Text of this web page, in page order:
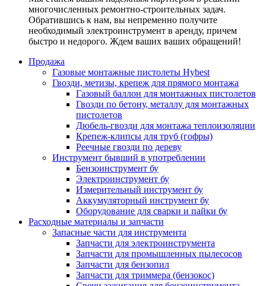
многочисленных ремонтно-строительных задач.
Обратившись к нам, вы непременно получите
необходимый электроинструмент в аренду, причем
быстро и недорого. Ждем ваших ваших обращений!
Продажа
Газовые монтажные пистолеты Hybest
Гвозди, метизы, крепеж для прямого монтажа
Газовый баллон для монтажных пистолетов
Гвозди по бетону, металлу для монтажных
пистолетов
Дюбель-гвозди для монтажа теплоизоляции
Крепеж-клипсы для труб (гофры)
Реечные гвозди по дереву
Инструмент бывший в употреблении
Бензоинструмент бу
Электроинструмент бу
Измерительный инструмент бу
Аккумуляторный инструмент бу
Оборудование для сварки и пайки бу
Расходные материалы и запчасти
Запасные части для инструмента
Запчасти для электроинструмента
Запчасти для промышленных пылесосов
Запчасти для бензопил
Запчасти для триммера (бензокос)